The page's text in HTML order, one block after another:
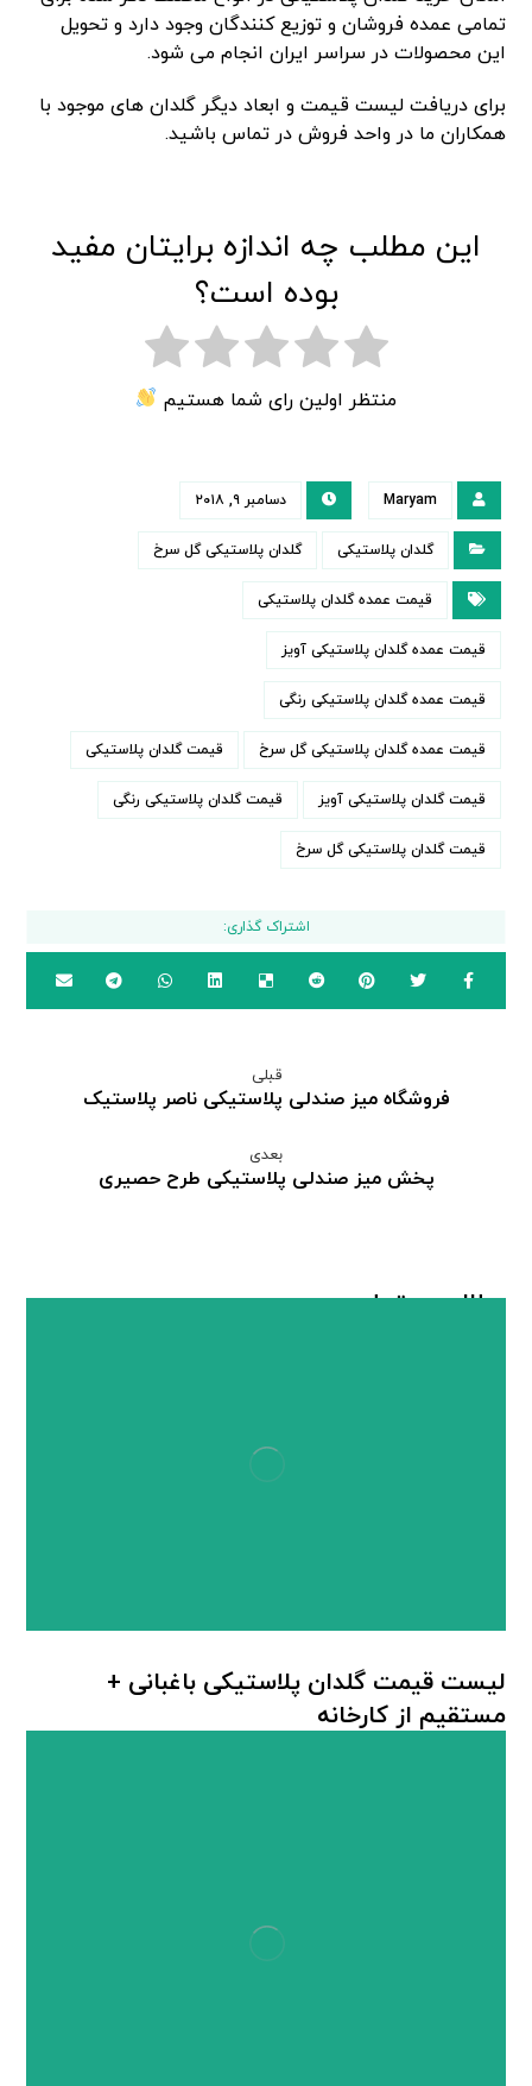
تمامی عمده فروشان و توزیع کنندگان وجود دارد و تحویل
این محصولات در سراسر ایران انجام می شود.
برای دریافت لیست قیمت و ابعاد دیگر گلدان های موجود با
همکاران ما در واحد فروش در تماس باشید.
این مطلب چه اندازه برایتان مفید
بوده است؟
منتظر اولین رای شما هستیم
Maryam دسامبر ۹, ۲۰۱۸
گلدان پلاستیکی گلدان پلاستیکی گل سرخ
قیمت عمده گلدان پلاستیکی
قیمت عمده گلدان پلاستیکی آویز
قیمت عمده گلدان پلاستیکی رنگی
قیمت عمده گلدان پلاستیکی گل سرخ قیمت گلدان پلاستیکی
قیمت گلدان پلاستیکی آویز قیمت گلدان پلاستیکی رنگی
قیمت گلدان پلاستیکی گل سرخ
قبلی
فروشگاه میز صندلی پلاستیکی ناصر پلاستیک
بعدی
پخش میز صندلی پلاستیکی طرح حصیری
مطالب مرتبط ...
لیست قیمت گلدان پلاستیکی باغبانی +
مستقیم از کارخانه